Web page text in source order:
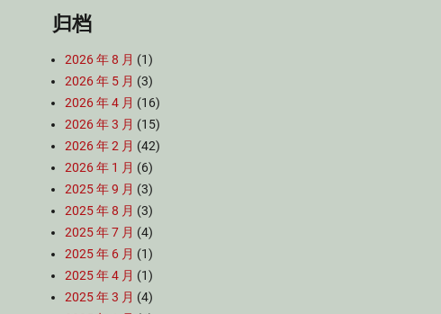
归档
2026 年 8 月 (1)
2026 年 5 月 (3)
2026 年 4 月 (16)
2026 年 3 月 (15)
2026 年 2 月 (42)
2026 年 1 月 (6)
2025 年 9 月 (3)
2025 年 8 月 (3)
2025 年 7 月 (4)
2025 年 6 月 (1)
2025 年 4 月 (1)
2025 年 3 月 (4)